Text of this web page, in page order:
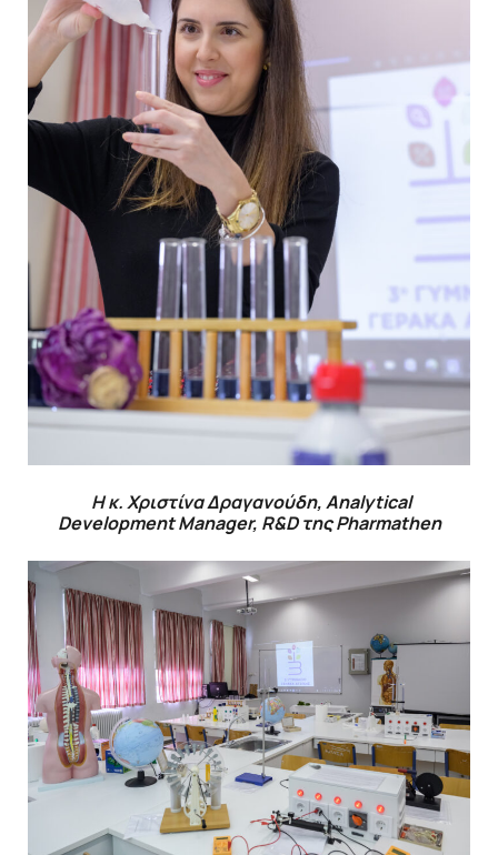
H κ. Χριστίνα Δραγανούδη, Analytical
Development Manager, R&D τηςPharmathen